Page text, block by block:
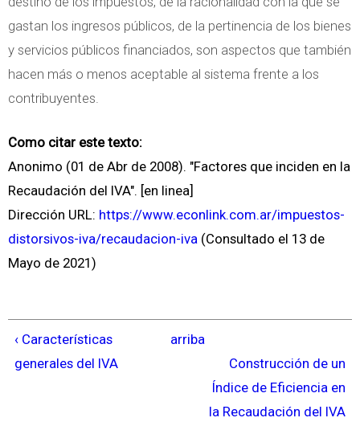
gastan los ingresos públicos, de la pertinencia de los bienes
y servicios públicos financiados, son aspectos que también
hacen más o menos aceptable al sistema frente a los
contribuyentes.
Como citar este texto:
Anonimo (01 de Abr de 2008). "Factores que inciden en la
Recaudación del IVA". [en linea]
Dirección URL: https://www.econlink.com.ar/impuestos-
distorsivos-iva/recaudacion-iva (Consultado el 13 de
Mayo de 2021)
‹ Características
generales del IVA
arriba
Construcción de un
Índice de Eficiencia en
la Recaudación del IVA